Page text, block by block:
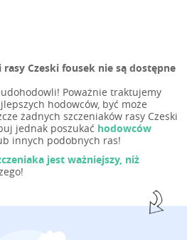
rasy Czeski fousek nie są dostępne
Poważnie traktujemy
hodowców, być może
żadnych szczeniaków rasy Czeski
jednak poszukać hodowców
innych podobnych ras!
jest ważniejszy, niż